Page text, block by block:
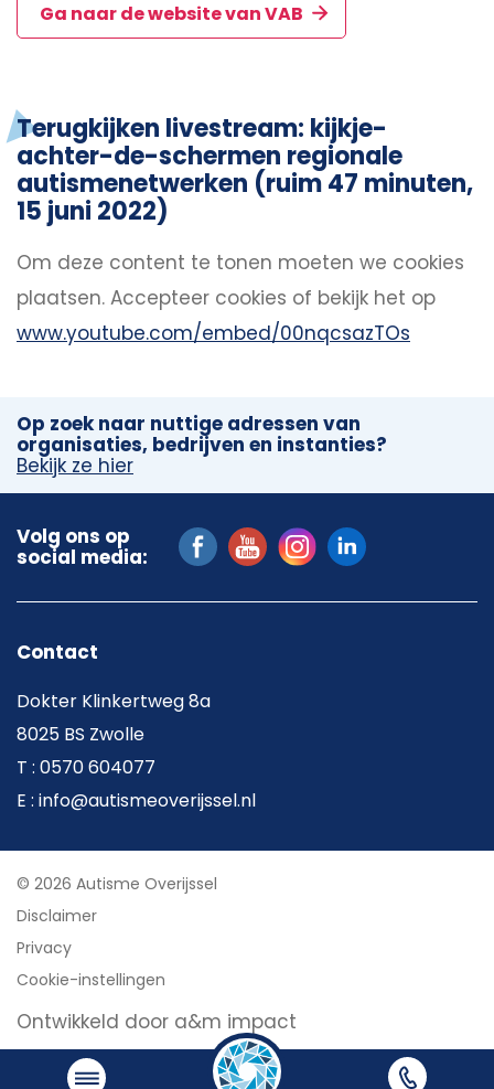
Ga naar de website van VAB
Terugkijken livestream: kijkje-
achter-de-schermen regionale
autismenetwerken (ruim 47 minuten,
15 juni 2022)
Om deze content te tonen moeten we cookies
plaatsen. Accepteer cookies of bekijk het op
www.youtube.com/embed/00nqcsazTOs
Op zoek naar nuttige adressen van
organisaties, bedrijven en instanties?
Bekijk ze hier
Volg ons op
social media:
Contact
Dokter Klinkertweg 8a
8025 BS Zwolle
T : 0570 604077
E : info@autismeoverijssel.nl
© 2026 Autisme Overijssel
Disclaimer
Privacy
Cookie-instellingen
Ontwikkeld door a&m impact